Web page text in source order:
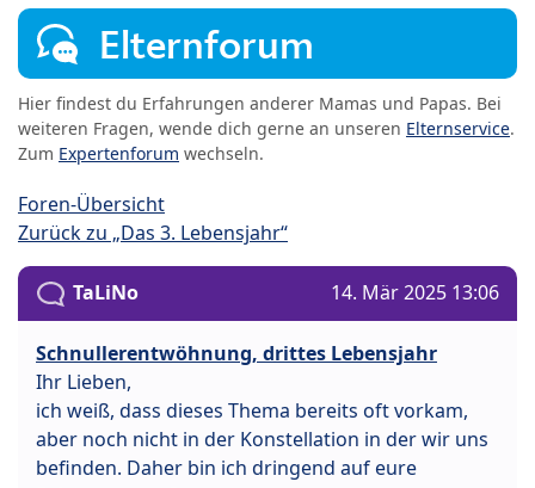
Elternforum
Hier findest du Erfahrungen anderer Mamas und Papas. Bei
weiteren Fragen, wende dich gerne an unseren Elternservice.
Zum Expertenforum wechseln.
Foren-Übersicht
Zurück zu „Das 3. Lebensjahr“
TaLiNo 14. Mär 2025 13:06
Schnullerentwöhnung, drittes Lebensjahr
Ihr Lieben,
ich weiß, dass dieses Thema bereits oft vorkam,
aber noch nicht in der Konstellation in der wir uns
befinden. Daher bin ich dringend auf eure